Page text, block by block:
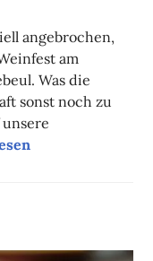
angebrochen,
am
Was die
sonst noch zu
der Woche